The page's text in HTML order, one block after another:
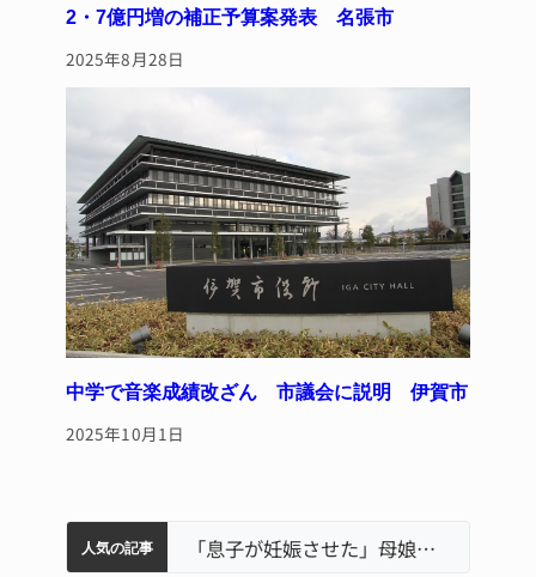
2・7億円増の補正予算案発表 名張市
2025年8月28日
中学で音楽成績改ざん 市議会に説明 伊賀市
2025年10月1日
人気の記事
名張市水道料金47％値上げへ 答申案、審議会で大筋まとまる
器物損壊容疑で83歳女逮捕 伊賀署
中学校の陶壁モニュメント 地元建設会社がボランティアで清掃 伊賀名張市立病院のDMAT、熊本地震の被災地へ 能登以来3回目の派遣 「息子が妊娠させた」母娘だまされ400万円詐欺被害 名張